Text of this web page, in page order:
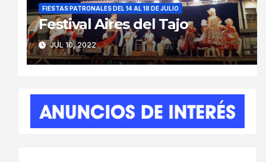
FIESTAS PATRONALES DEL 14 AL 18 DE JULIO
Festival Aires del Tajo
JUL 10, 2022